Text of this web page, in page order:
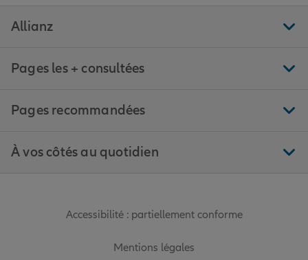
Allianz
Pages les + consultées
Pages recommandées
À vos côtés au quotidien
Accessibilité : partiellement conforme
Mentions légales